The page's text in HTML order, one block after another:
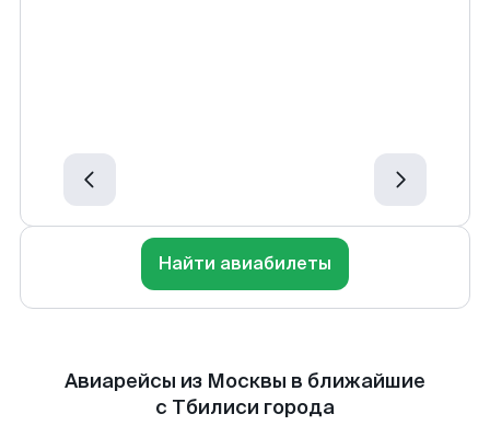
Найти авиабилеты
Авиарейсы из Москвы в ближайшие
с Тбилиси города